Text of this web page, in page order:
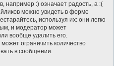
например :) означает радость, а :(
можно увидеть в форме
используя их: они легко
и модератор может
вообще удалить его.
ограничить количество
в сообщении.